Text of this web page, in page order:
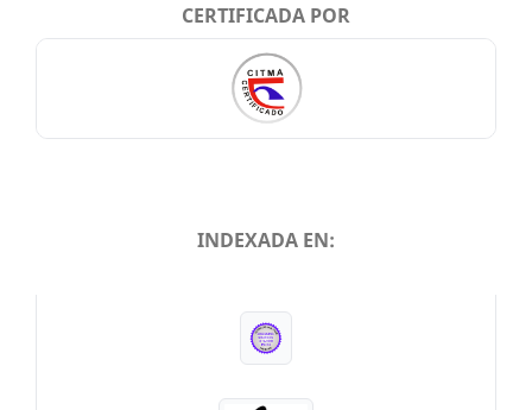
CERTIFICADA POR
INDEXADA EN: